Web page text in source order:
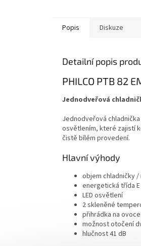
Popis Diskuze
Detailní popis
PHILCO PTB 82
Jednodveřová
Jednodveřová chladnička
osvětlením, které zajistí
čistě bílém provedení.
Hlavní výhody
objem chladničky /
energetická třída E
LED osvětlení
2 skleněné
přihrádka na
možnost otočení
hlučnost 41 dB